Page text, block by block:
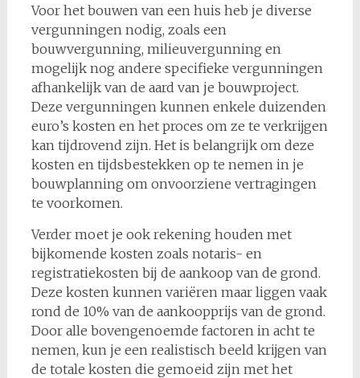
Voor het bouwen van een huis heb je diverse
vergunningen nodig, zoals een
bouwvergunning, milieuvergunning en
mogelijk nog andere specifieke vergunningen
afhankelijk van de aard van je bouwproject.
Deze vergunningen kunnen enkele duizenden
euro’s kosten en het proces om ze te verkrijgen
kan tijdrovend zijn. Het is belangrijk om deze
kosten en tijdsbestekken op te nemen in je
bouwplanning om onvoorziene vertragingen
te voorkomen.
Verder moet je ook rekening houden met
bijkomende kosten zoals notaris- en
registratiekosten bij de aankoop van de grond.
Deze kosten kunnen variëren maar liggen vaak
rond de 10% van de aankoopprijs van de grond.
Door alle bovengenoemde factoren in acht te
nemen, kun je een realistisch beeld krijgen van
de totale kosten die gemoeid zijn met het